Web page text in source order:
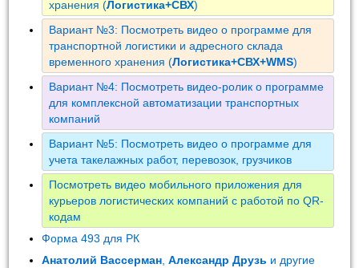
хранения (Логистика+СВХ)
Вариант №3: Посмотреть видео о программе для
транспортной логистики и адресного склада
временного хранения (Логистика+СВХ+WMS)
Вариант №4: Посмотреть видео-ролик о программе
для комплексной автоматизации транспортных
компаний
Вариант №5: Посмотреть видео о программе для
учета такелажных работ, перевозок, грузчиков
Посмотреть видео мобильного приложения для
курьеров логистических компаний с работой по QR-
кодам
Форма 493 для РК
Анатолий Вассерман ,Александр Друзь и другие